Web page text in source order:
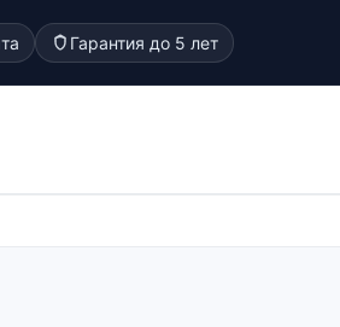
Гарантия до 5 лет